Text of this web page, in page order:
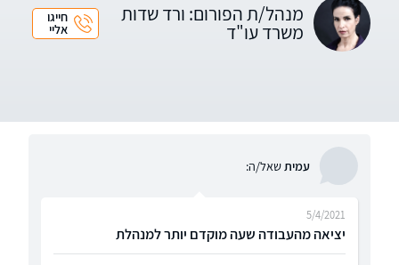
מנהל/ת הפורום: ורד שדות
משרד עו"ד
חייגו
אליי
עמית שאל/ה:
יציאה מהעבודה שעה מוקדם יותר למנהלת
5/4/2021